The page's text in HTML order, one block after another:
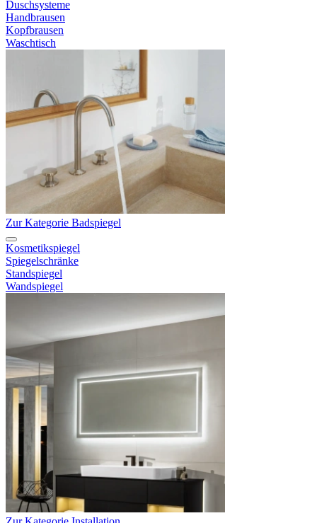
Duschsysteme
Handbrausen
Kopfbrausen
Waschtisch
Zur Kategorie Badspiegel
Kosmetikspiegel
Spiegelschränke
Standspiegel
Wandspiegel